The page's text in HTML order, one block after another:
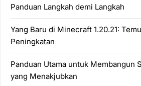
Panduan Langkah demi Langkah
Yang Baru di Minecraft 1.20.21:
Peningkatan
Panduan Utama untuk Membangun
yang Menakjubkan